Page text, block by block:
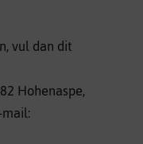
vul dan dit
Hohenaspe,